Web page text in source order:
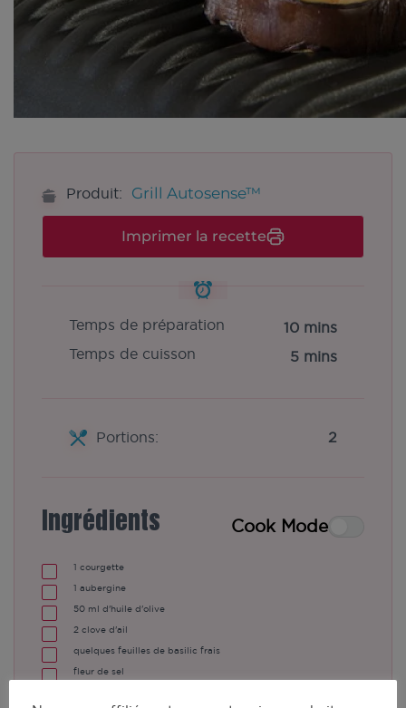
Produit: Grill Autosense™
Imprimer la recette
Temps de préparation
10 mins
Temps de cuisson
5 mins
Portions: 2
Ingrédients Cook Mode
1 courgette
1 aubergine
50 ml d'huile d'olive
2 clove d'ail
quelques feuilles de basilic frais
fleur de sel